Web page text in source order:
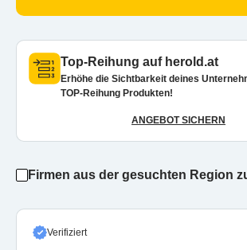
Top-Reihung auf herold.at
Erhöhe die Sichtbarkeit deines
TOP-Reihung Produkten!
ANGEBOT SICHERN
Firmen aus der gesuchten Region
Verifiziert